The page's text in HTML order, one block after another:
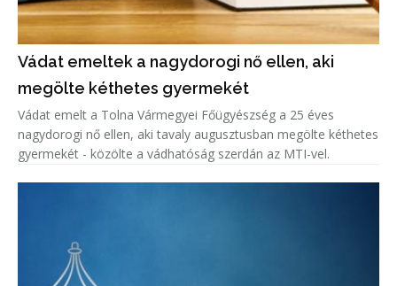
Vádat emeltek a nagydorogi nő ellen, aki
megölte kéthetes gyermekét
Vádat emelt a Tolna Vármegyei Főügyészség a 25 éves
nagydorogi nő ellen, aki tavaly augusztusban megölte kéthetes
gyermekét - közölte a vádhatóság szerdán az MTI-vel.